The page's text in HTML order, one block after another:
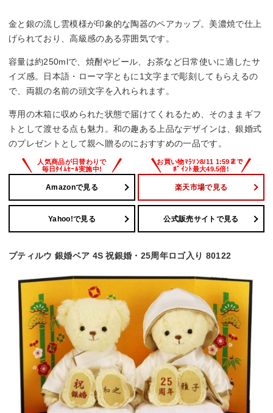
金と銀の流し雲模様が印象的な陶器のペアカップ。美濃焼で仕上
げられており、高級感のある雰囲気です。
容量は約250mlで、焼酎やビール、お茶など日常使いに適したサ
イズ感。日本語・ローマ字ともに1文字まで彫刻してもらえるの
で、両親の名前の頭文字を入れられます。
専用の木箱に収められた状態で届けてくれるため、そのままギフ
トとして渡せる点も魅力。和の趣ある上品なデザインは、銀婚式
のプレゼントとして親へ贈るのにおすすめの一品です。
Amazonで見る 楽天市場で見る
Yahoo!で見る 公式販売サイトで見る
プティルウ 銀婚ベア 4S 祝銀婚・25周年ロゴ入り 80122